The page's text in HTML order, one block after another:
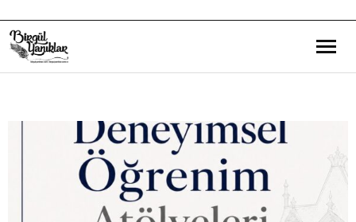
Eğitim Yazılarım
Gezi ve Kültür Yazılarım
Röportajlarım